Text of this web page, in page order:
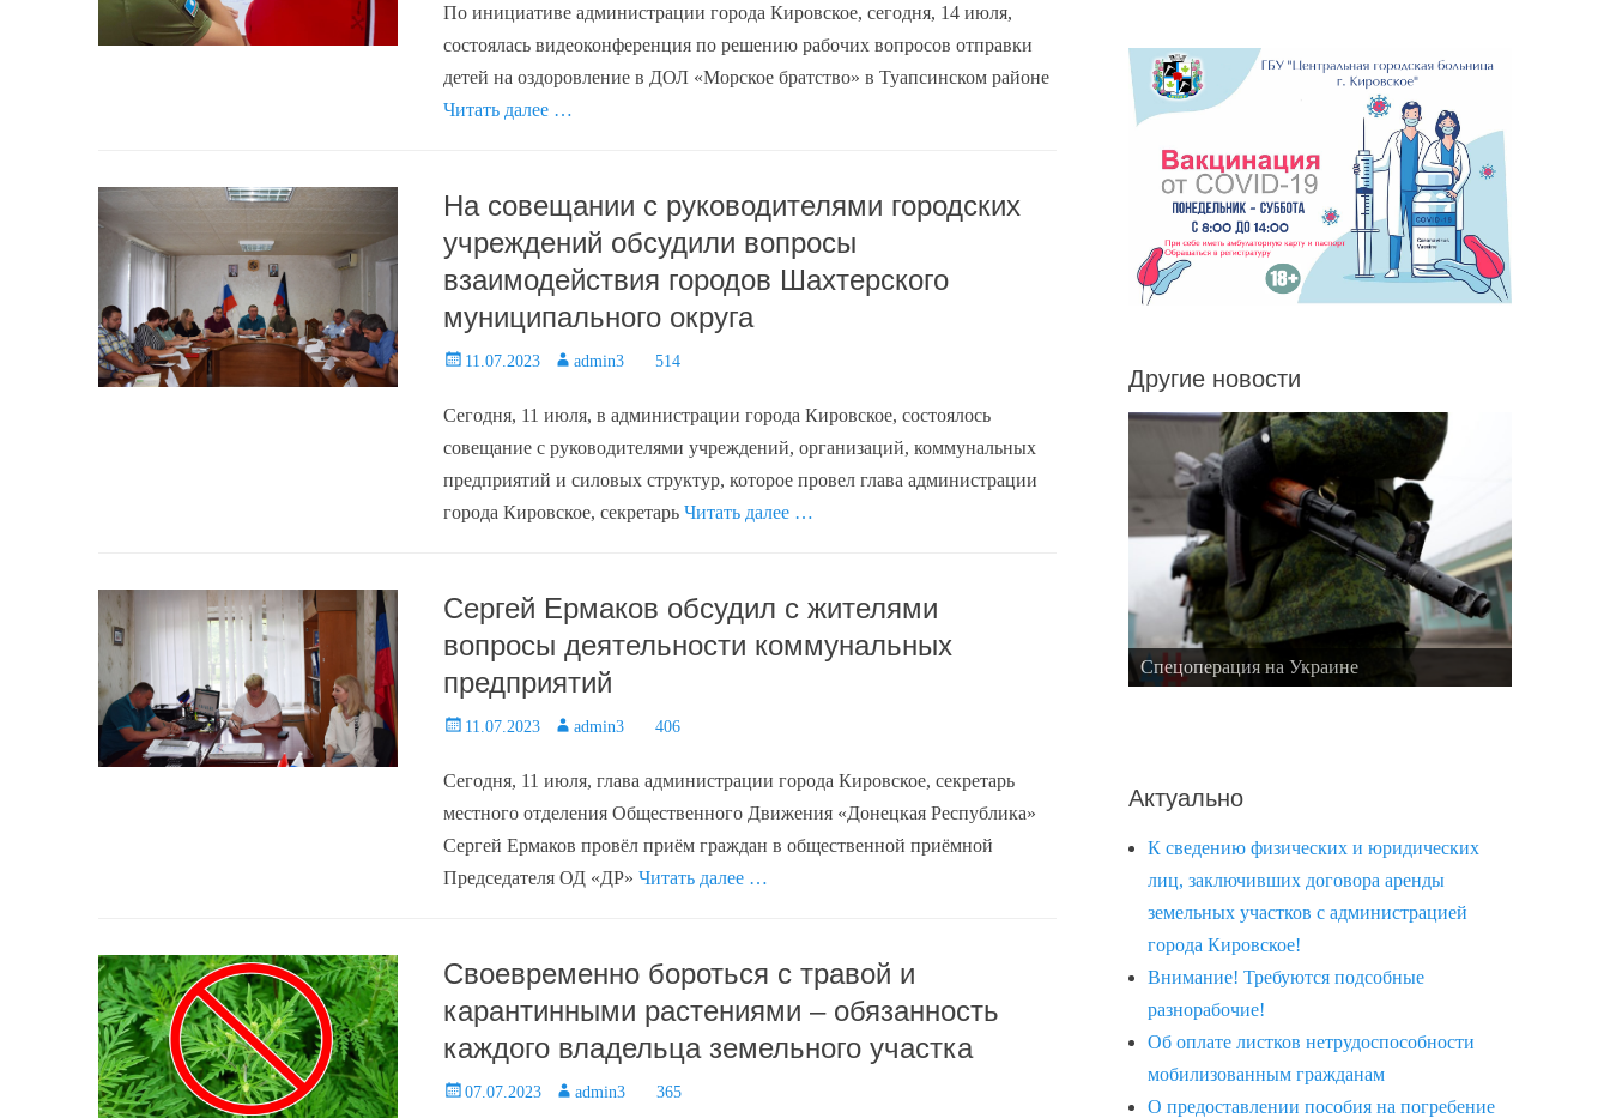
По инициативе администрации города Кировское, сегодня, 14 июля,
состоялась видеоконференция по решению рабочих вопросов отправки
детей на оздоровление в ДОЛ «Морское братство» в Туапсинском районе
Читать далее …
На совещании с руководителями городских
учреждений обсудили вопросы
взаимодействия городов Шахтерского
муниципального округа
Posted11.07.2023 Author
admin3 514
Сегодня, 11 июля, в администрации города Кировское, состоялось
совещание с руководителями учреждений, организаций, коммунальных
предприятий и силовых структур, которое провел глава администрации
города Кировское, секретарь Читать далее …
Сергей Ермаков обсудил с жителями
вопросы деятельности коммунальных
предприятий
Posted11.07.2023 Author
admin3 406
Сегодня, 11 июля, глава администрации города Кировское, секретарь
местного отделения Общественного Движения «Донецкая Республика»
Сергей Ермаков провёл приём граждан в общественной приёмной
Председателя ОД «ДР» Читать далее …
Своевременно бороться с травой и
карантинными растениями – обязанность
каждого владельца земельного участка
Posted07.07.2023 Author
admin3 365
Другие новости
Спецоперация на Украине
Актуально
К сведению физических и юридических
лиц, заключивших договора аренды
земельных участков с администрацией
города Кировское!
Внимание! Требуются подсобные
разнорабочие!
Об оплате листков нетрудоспособности
мобилизованным гражданам
О предоставлении пособия на погребение